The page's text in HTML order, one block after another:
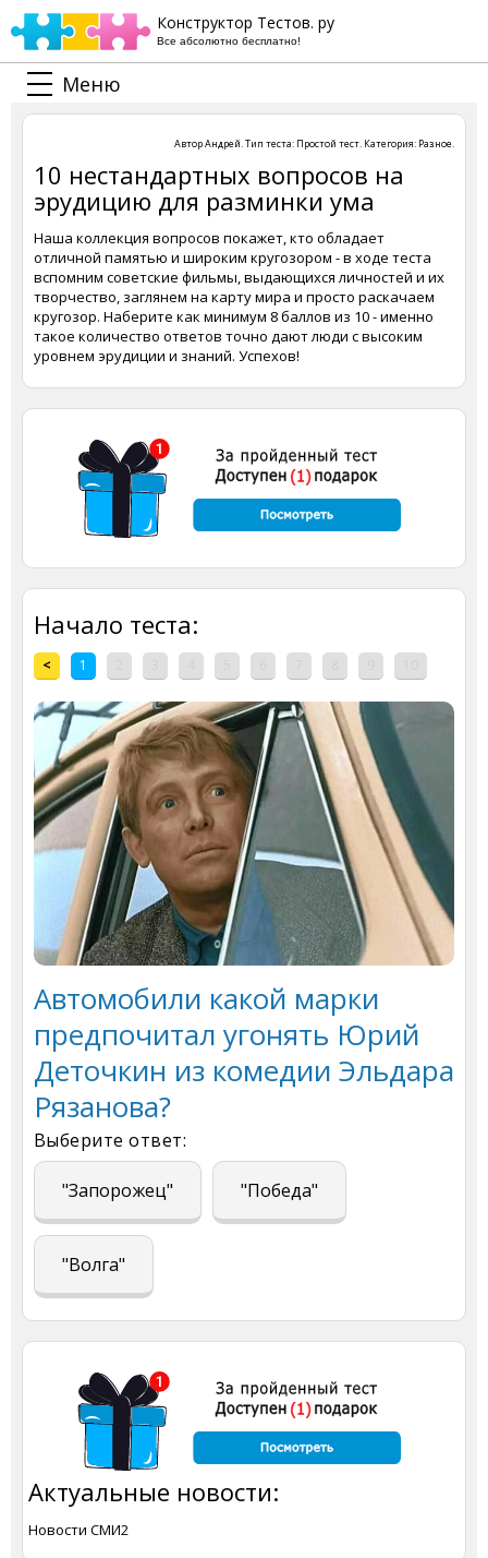
Конструктор Тестов. ру
Все абсолютно бесплатно!
Меню
АвторАндрей. Тип теста: Простой тест. Категория: Разное.
10 нестандартных вопросов на
эрудицию для разминки ума
Наша коллекция вопросов покажет, кто обладает
отличной памятью и широким кругозором - в ходе теста
вспомним советские фильмы, выдающихся личностей и их
творчество, заглянем на карту мира и просто раскачаем
кругозор. Наберите как минимум 8 баллов из 10 - именно
такое количество ответов точно дают люди с высоким
уровнем эрудиции и знаний. Успехов!
Начало теста:
< 1
Автомобили какой марки
предпочитал угонять Юрий
Деточкин из комедии Эльдара
Рязанова?
Выберите ответ:
"Запорожец" "Победа"
"Волга"
Актуальные новости:
Новости СМИ2